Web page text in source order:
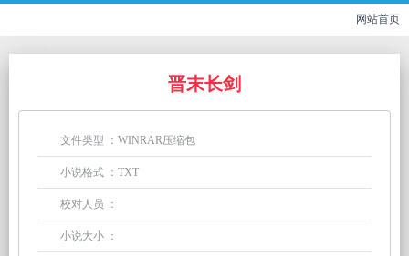
网站首页
晋末长剑
文件类型 ：WINRAR压缩包
小说格式 ：TXT
校对人员 ：
小说大小 ：